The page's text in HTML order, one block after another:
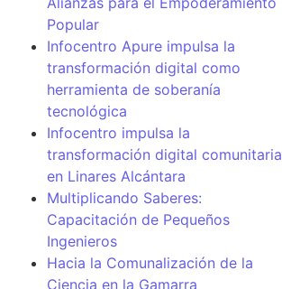
Popular
Infocentro Apure impulsa la
transformación digital como
herramienta de soberanía
tecnológica
Infocentro impulsa la
transformación digital comunitaria
en Linares Alcántara
Multiplicando Saberes:
Capacitación de Pequeños
Ingenieros
Hacia la Comunalización de la
Ciencia en la Gamarra